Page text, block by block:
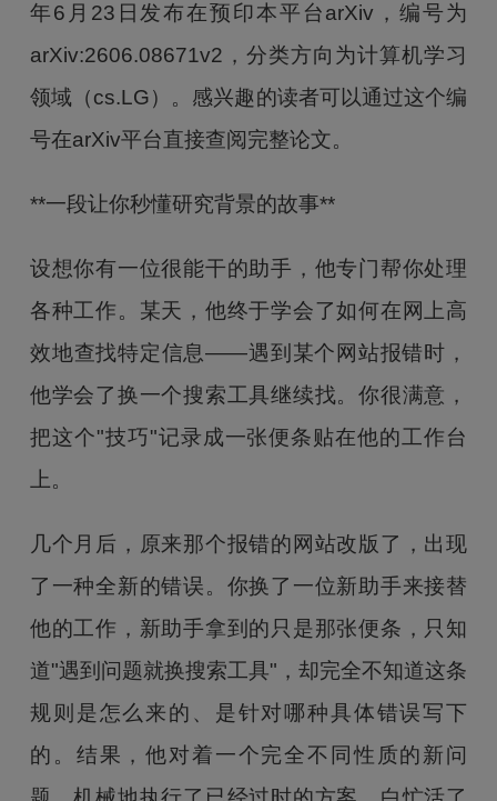
年6月23日发布在预印本平台arXiv，编号为
arXiv:2606.08671v2，分类方向为计算机学习
领域（cs.LG）。感兴趣的读者可以通过这个编
号在arXiv平台直接查阅完整论文。
**一段让你秒懂研究背景的故事**
设想你有一位很能干的助手，他专门帮你处理
各种工作。某天，他终于学会了如何在网上高
效地查找特定信息——遇到某个网站报错时，
他学会了换一个搜索工具继续找。你很满意，
把这个"技巧"记录成一张便条贴在他的工作台
上。
几个月后，原来那个报错的网站改版了，出现
了一种全新的错误。你换了一位新助手来接替
他的工作，新助手拿到的只是那张便条，只知
道"遇到问题就换搜索工具"，却完全不知道这条
规则是怎么来的、是针对哪种具体错误写下
的。结果，他对着一个完全不同性质的新问